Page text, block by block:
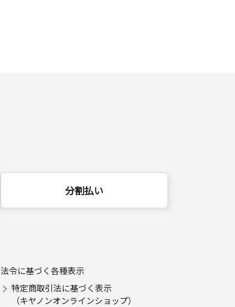
分割払い
法令に基づく各種表示
特定商取引法に基づく表示
（キヤノンオンラインショップ）